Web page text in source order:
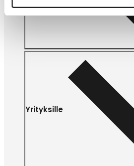
Yrityksille